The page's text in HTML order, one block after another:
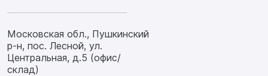
Московская обл., Пушкинский
р-н, пос. Лесной, ул.
Центральная, д.5 (офис/
склад)